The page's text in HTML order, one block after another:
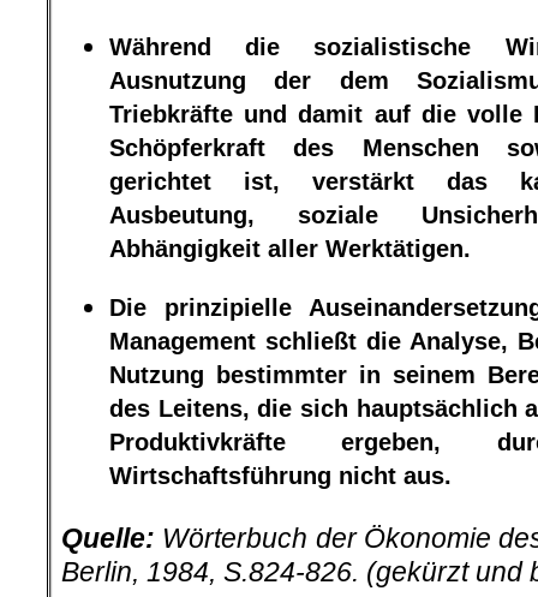
Während die sozialistische
Ausnutzung der dem
Triebkräfte und damit auf die volle
Schöpferkraft des Menschen
gerichtet ist, verstärkt das
Ausbeutung, soziale
Abhängigkeit aller Werktätigen.
Die prinzipielle
Management schließt die Analyse,
Nutzung bestimmter in seinem
des Leitens, die sich hauptsächlich
Produktivkräfte ergeben,
Wirtschaftsführung nicht aus.
Quelle: Wörterbuch der Ökonomie
Berlin, 1984, S.824-826. (gekürzt und